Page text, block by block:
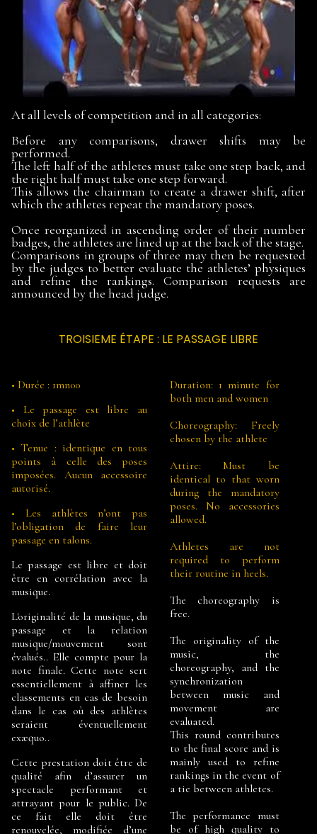
At all levels of competition and in all categories:
Before any comparisons, drawer shifts may be
performed.
The left half of the athletes must take one step back, and
the right half must take one step forward.
This allows the chairman to create a drawer shift, after
which the athletes repeat the mandatory poses.
Once reorganized in ascending order of their number
badges, the athletes are lined up at the back of the stage.
Comparisons in groups of three may then be requested
by the judges to better evaluate the athletes’ physiques
and refine the rankings. Comparison requests are
announced by the head judge.
TROISIEME ÉTAPE : LE PASSAGE LIBRE
• Durée : 1mn00
• Le passage est libre au
choix de l’athlète
• Tenue : identique en tous
points à celle des poses
imposées. Aucun accessoire
autorisé.
• Les athlètes n’ont pas
l’obligation de faire leur
passage en talons.
Le passage est libre et doit
être en corrélation avec la
musique.
L'originalité de la musique, du
passage et la relation
musique/mouvement sont
évalués.. Elle compte pour la
note finale. Cette note sert
essentiellement à affiner les
classements en cas de besoin
dans le cas où des athlètes
seraient éventuellement
exæquo..
Cette prestation doit être de
qualité afin d’assurer un
spectacle performant et
attrayant pour le public. De
ce fait elle doit être
renouvelée, modifiée d’une
Duration: 1 minute for
both men and women
Choreography: Freely
chosen by the athlete
Attire: Must be
identical to that worn
during the mandatory
poses. No accessories
allowed.
Athletes are not
required to perform
their routine in heels.
The choreography is
free.
The originality of the
music, the
choreography, and the
synchronization
between music and
movement are
evaluated.
This round contributes
to the final score and is
mainly used to refine
rankings in the event of
a tie between athletes.
The performance must
be of high quality to